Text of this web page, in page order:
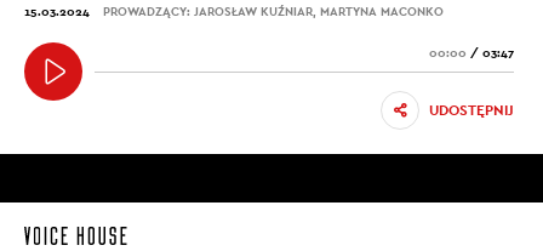
15.03.2024 PROWADZĄCY: JAROSŁAW KUŹNIAR, MARTYNA MACONKO
00:00 / 03:47
UDOSTĘPNIJ